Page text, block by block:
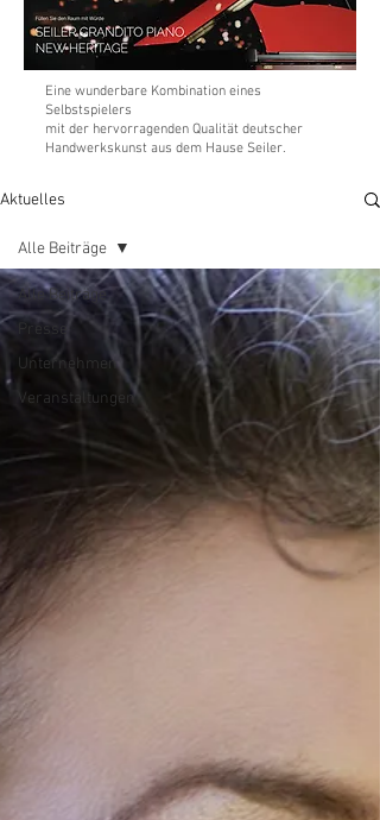
Eine wunderbare Kombination eines
Selbstspielers
mit der hervorragenden Qualität deutscher
Handwerkskunst aus dem Hause Seiler.
Aktuelles
Alle Beiträge
Presse
Unternehmen
Veranstaltungen
Alle Beiträge